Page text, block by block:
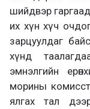
шийдвэр
их хүн хүч
зарцуулдаг
хүнд
эмнэлгийн
морины
ялгах тал